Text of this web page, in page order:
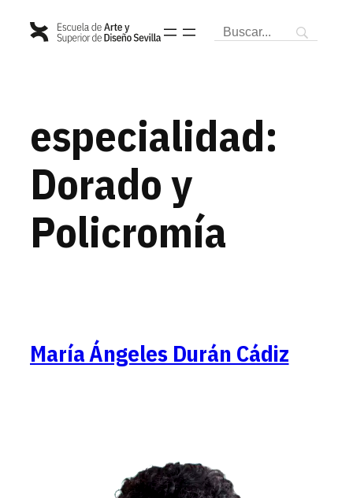
especialidad:
Dorado y
Policromía
María Ángeles Durán Cádiz